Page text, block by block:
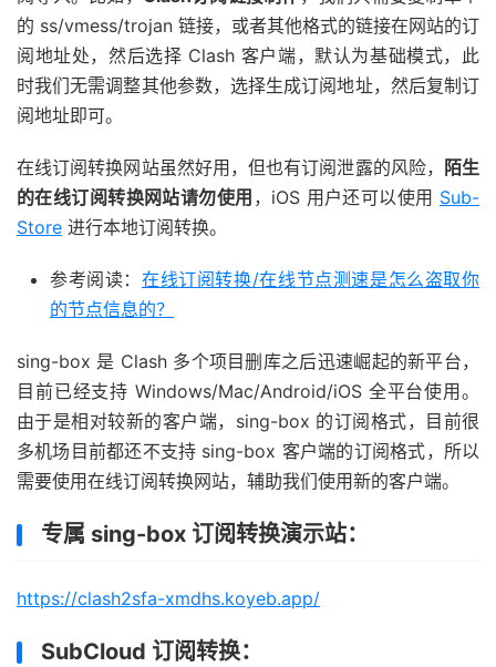
的 ss/vmess/trojan 链接，或者其他格式的链接在网站的订
阅地址处，然后选择 Clash 客户端，默认为基础模式，此
时我们无需调整其他参数，选择生成订阅地址，然后复制订
阅地址即可。
在线订阅转换网站虽然好用，但也有订阅泄露的风险，
陌生
的在线订阅转换网站请勿使用 ，iOS 用户还可以使用 Sub-
Store 进行本地订阅转换。
参考阅读：在线订阅转换/在线节点测速是怎么盗取你
的节点信息的？
sing-box 是 Clash 多个项目删库之后迅速崛起的新平台，
目前已经支持 Windows/Mac/Android/iOS 全平台使用。
由于是相对较新的客户端，sing-box 的订阅格式，目前很
多机场目前都还不支持 sing-box 客户端的订阅格式，所以
需要使用在线订阅转换网站，辅助我们使用新的客户端。
专属 sing-box 订阅转换演示站：
https://clash2sfa-xmdhs.koyeb.app/
SubCloud 订阅转换：